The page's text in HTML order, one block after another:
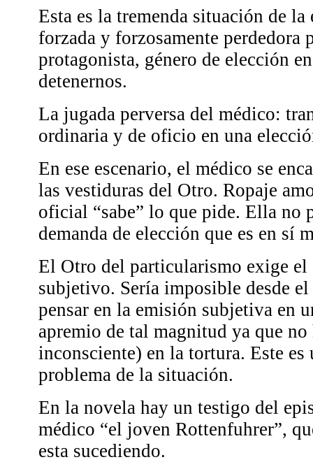
Esta es la tremenda situación de
forzada y forzosamente perdedora
protagonista, género de elección
detenernos.
La jugada perversa del médico:
ordinaria y de oficio en una
En ese escenario, el médico se
las vestiduras del Otro. Ropaje
oficial “sabe” lo que pide. Ella no
demanda de elección que es en sí
El Otro del particularismo exige el
subjetivo. Sería imposible desde
pensar en la emisión subjetiva en
apremio de tal magnitud ya que
inconsciente) en la tortura. Este
problema de la situación.
En la novela hay un testigo del
médico “el joven Rottenfuhrer”,
esta sucediendo.